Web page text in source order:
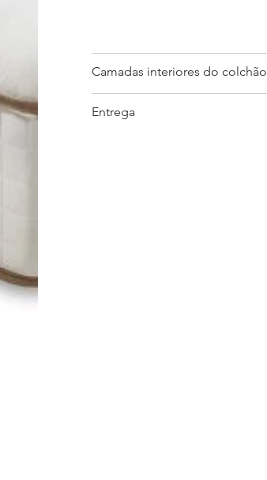
Camadas interiores do colchão
Entrega